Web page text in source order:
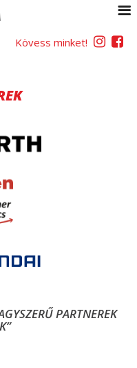
Kövess minket!
PARTNEREK